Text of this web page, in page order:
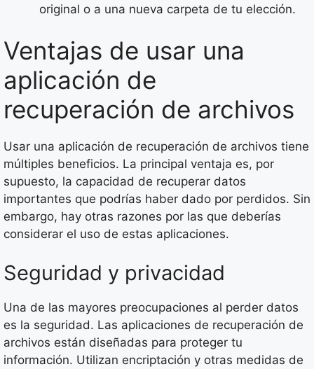
original o a una nueva carpeta de tu elección.
Ventajas de usar una
aplicación de
recuperación de archivos
Usar una aplicación de recuperación de archivos tiene
múltiples beneficios. La principal ventaja es, por
supuesto, la capacidad de recuperar datos
importantes que podrías haber dado por perdidos. Sin
embargo, hay otras razones por las que deberías
considerar el uso de estas aplicaciones.
Seguridad y privacidad
Una de las mayores preocupaciones al perder datos
es la seguridad. Las aplicaciones de recuperación de
archivos están diseñadas para proteger tu
información. Utilizan encriptación y otras medidas de